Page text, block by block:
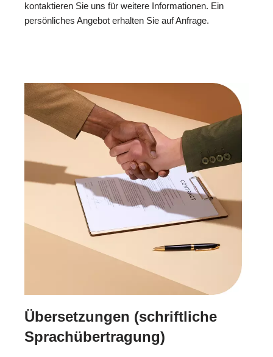
kontaktieren Sie uns für weitere Informationen. Ein
persönliches Angebot erhalten Sie auf Anfrage.
Übersetzungen (schriftliche
Sprachübertragung)